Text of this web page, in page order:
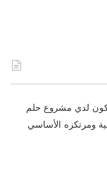
لدي مشروع حلم
ومرتكزه الأساسي